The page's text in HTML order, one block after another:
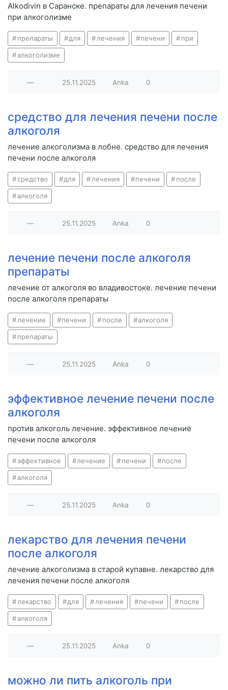
Alkodivin в Саранске. препараты для лечения печени
при алкоголизме
препараты для лечения печени при
алкоголизме
— 25.11.2025 Anka 0
средство для лечения печени после
алкоголя
лечение алкоголизма в лобне. средство для лечения
печени после алкоголя
средство для лечения печени после
алкоголя
— 25.11.2025 Anka 0
лечение печени после алкоголя
препараты
лечение от алкоголя во владивостоке. лечение печени
после алкоголя препараты
лечение печени после алкоголя
препараты
— 25.11.2025 Anka 0
эффективное лечение печени после
алкоголя
против алкоголь лечение. эффективное лечение
печени после алкоголя
эффективное лечение печени после
алкоголя
— 25.11.2025 Anka 0
лекарство для лечения печени
после алкоголя
лечение алкоголизма в старой купавне. лекарство для
лечения печени после алкоголя
лекарство для лечения печени после
алкоголя
— 25.11.2025 Anka 0
можно ли пить алкоголь при